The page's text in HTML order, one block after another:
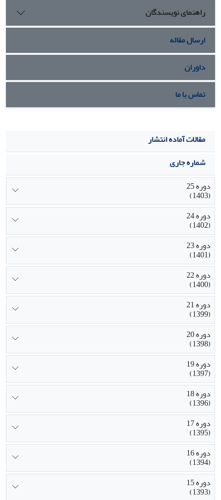
اجتماعی‌اند.
راهنمای نویسندگان
ارسال مقاله
داوران
تماس با ما
مقالات آماده انتشار
شماره جاری
دوره 25
(1403)
دوره 24
(1402)
دوره 23
(1401)
دوره 22
(1400)
دوره 21
(1399)
دوره 20
(1398)
دوره 19
(1397)
دوره 18
(1396)
دوره 17
(1395)
دوره 16
(1394)
دوره 15
(1393)